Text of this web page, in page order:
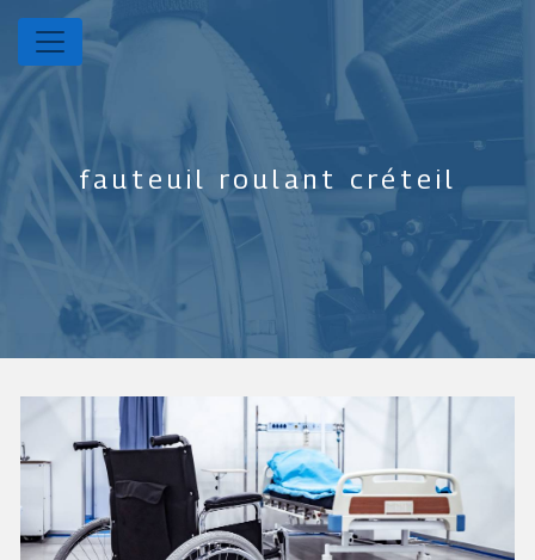
Panneau de gestion des cookies
fauteuil roulant créteil